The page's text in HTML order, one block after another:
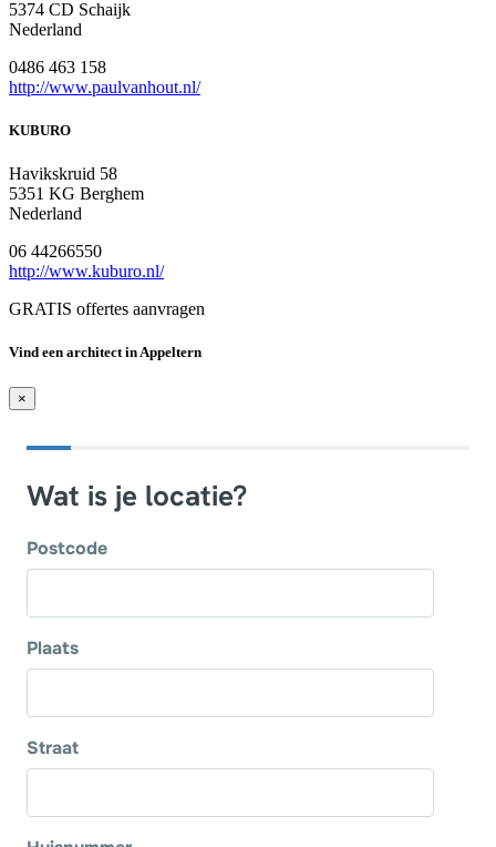
5374 CD Schaijk
Nederland
0486 463 158
http://www.paulvanhout.nl/
KUBURO
Havikskruid 58
5351 KG Berghem
Nederland
06 44266550
http://www.kuburo.nl/
GRATIS offertes aanvragen
Vind een architect in Appeltern
×